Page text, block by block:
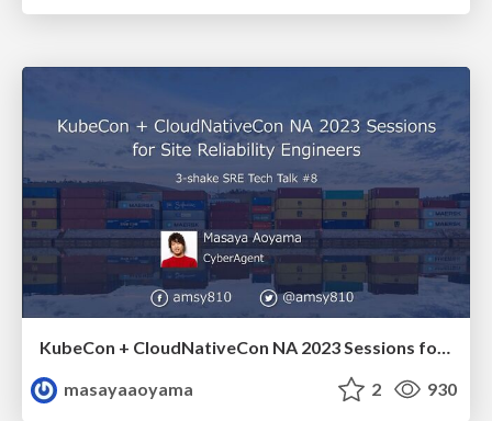
KubeCon + CloudNativeCon NA 2023 Sessions for Site Reliability Engineers / amsy810-srett08
masayaaoyama
2 930